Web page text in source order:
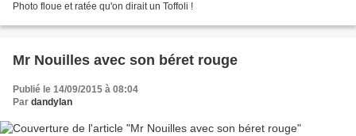
Photo floue et ratée qu'on dirait un Toffoli !
Mr Nouilles avec son béret rouge
Publié le 14/09/2015 à 08:04
Par dandylan